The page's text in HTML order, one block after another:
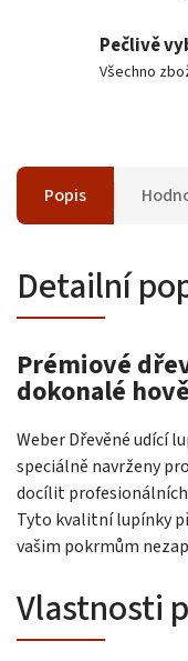
Pečlivě
Všechno
Popis
Detailní
Prémiové
dokonalé
Weber Dřevěné udící
speciálně navrženy
docílit profesionálních
Tyto kvalitní lupínky
vašim pokrmům
Vlastnosti